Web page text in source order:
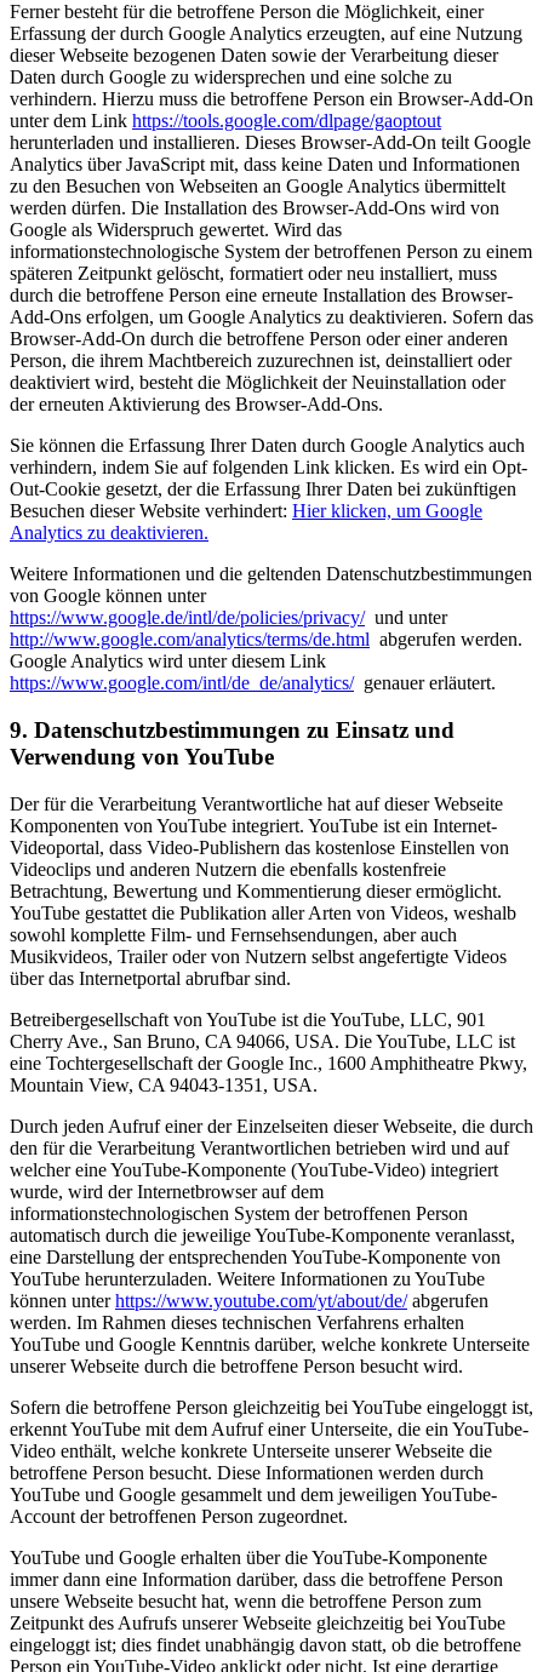
Ferner besteht für die betroffene Person die Möglichkeit, einer
Erfassung der durch Google Analytics erzeugten, auf eine Nutzung
dieser Webseite bezogenen Daten sowie der Verarbeitung dieser
Daten durch Google zu widersprechen und eine solche zu
verhindern. Hierzu muss die betroffene Person ein Browser-Add-On
unter dem Link https://tools.google.com/dlpage/gaoptout
herunterladen und installieren. Dieses Browser-Add-On teilt Google
Analytics über JavaScript mit, dass keine Daten und Informationen
zu den Besuchen von Webseiten an Google Analytics übermittelt
werden dürfen. Die Installation des Browser-Add-Ons wird von
Google als Widerspruch gewertet. Wird das
informationstechnologische System der betroffenen Person zu einem
späteren Zeitpunkt gelöscht, formatiert oder neu installiert, muss
durch die betroffene Person eine erneute Installation des Browser-
Add-Ons erfolgen, um Google Analytics zu deaktivieren. Sofern das
Browser-Add-On durch die betroffene Person oder einer anderen
Person, die ihrem Machtbereich zuzurechnen ist, deinstalliert oder
deaktiviert wird, besteht die Möglichkeit der Neuinstallation oder
der erneuten Aktivierung des Browser-Add-Ons.
Sie können die Erfassung Ihrer Daten durch Google Analytics auch
verhindern, indem Sie auf folgenden Link klicken. Es wird ein Opt-
Out-Cookie gesetzt, der die Erfassung Ihrer Daten bei zukünftigen
Besuchen dieser Website verhindert: Hier klicken, um Google
Analytics zu deaktivieren.
Weitere Informationen und die geltenden Datenschutzbestimmungen
von Google können unter
https://www.google.de/intl/de/policies/privacy/und unter
http://www.google.com/analytics/terms/de.html abgerufen werden.
Google Analytics wird unter diesem Link
https://www.google.com/intl/de_de/analytics/genauer erläutert.
9. Datenschutzbestimmungen zu Einsatz und
Verwendung von YouTube
Der für die Verarbeitung Verantwortliche hat auf dieser Webseite
Komponenten von YouTube integriert. YouTube ist ein Internet-
Videoportal, dass Video-Publishern das kostenlose Einstellen von
Videoclips und anderen Nutzern die ebenfalls kostenfreie
Betrachtung, Bewertung und Kommentierung dieser ermöglicht.
YouTube gestattet die Publikation aller Arten von Videos, weshalb
sowohl komplette Film- und Fernsehsendungen, aber auch
Musikvideos, Trailer oder von Nutzern selbst angefertigte Videos
über das Internetportal abrufbar sind.
Betreibergesellschaft von YouTube ist die YouTube, LLC, 901
Cherry Ave., San Bruno, CA 94066, USA. Die YouTube, LLC ist
eine Tochtergesellschaft der Google Inc., 1600 Amphitheatre Pkwy,
Mountain View, CA 94043-1351, USA.
Durch jeden Aufruf einer der Einzelseiten dieser Webseite, die durch
den für die Verarbeitung Verantwortlichen betrieben wird und auf
welcher eine YouTube-Komponente (YouTube-Video) integriert
wurde, wird der Internetbrowser auf dem
informationstechnologischen System der betroffenen Person
automatisch durch die jeweilige YouTube-Komponente veranlasst,
eine Darstellung der entsprechenden YouTube-Komponente von
YouTube herunterzuladen. Weitere Informationen zu YouTube
können unterhttps://www.youtube.com/yt/about/de/abgerufen
werden. Im Rahmen dieses technischen Verfahrens erhalten
YouTube und Google Kenntnis darüber, welche konkrete Unterseite
unserer Webseite durch die betroffene Person besucht wird.
Sofern die betroffene Person gleichzeitig bei YouTube eingeloggt ist,
erkennt YouTube mit dem Aufruf einer Unterseite, die ein YouTube-
Video enthält, welche konkrete Unterseite unserer Webseite die
betroffene Person besucht. Diese Informationen werden durch
YouTube und Google gesammelt und dem jeweiligen YouTube-
Account der betroffenen Person zugeordnet.
YouTube und Google erhalten über die YouTube-Komponente
immer dann eine Information darüber, dass die betroffene Person
unsere Webseite besucht hat, wenn die betroffene Person zum
Zeitpunkt des Aufrufs unserer Webseite gleichzeitig bei YouTube
eingeloggt ist; dies findet unabhängig davon statt, ob die betroffene
Person ein YouTube-Video anklickt oder nicht. Ist eine derartige